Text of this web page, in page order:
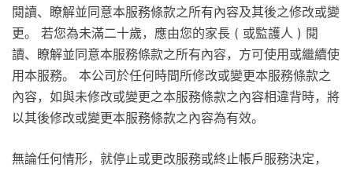
閱讀、瞭解並同意本服務條款之所有內容及其後之修改或變
更。 若您為未滿二十歲，應由您的家長 ( 或監護人 ) 閱
讀、瞭解並同意本服務條款之所有內容，方可使用或繼續使
用本服務。 本公司於任何時間所修改或變更本服務條款之
內容，如與未修改或變更之本服務條款之內容相違背時，將
以其後修改或變更本服務條款之內容為有效。
無論任何情形，就停止或更改服務或終止帳戶服務決定，